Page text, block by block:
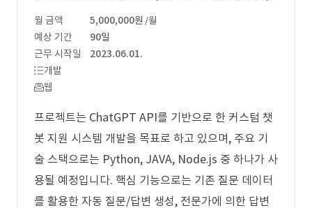
월 금액 5,000,000원 /월
예상 기간
90일
근무 시작일
2023.06.01.
개발
웹
프로젝트는 ChatGPT API를 기반으로 한 커스텀 챗
봇 지원 시스템 개발을 목표로 하고 있으며, 주요 기
술 스택으로는 Python, JAVA, Node.js 중 하나가 사
용될 예정입니다. 핵심 기능으로는 기존 질문 데이터
를 활용한 자동 질문/답변 생성, 전문가에 의한 답변